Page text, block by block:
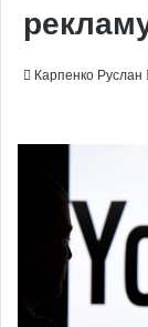
Карпенко Руслан